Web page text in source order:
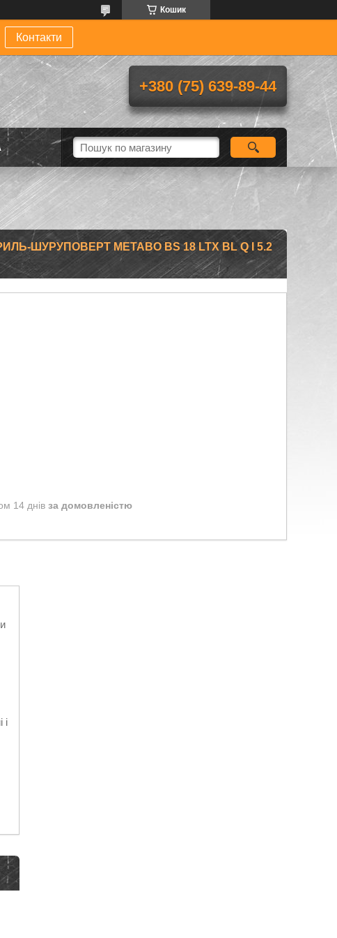
Кошик
Контакти
+380 (75) 639-89-44
ШУРУПОВЕРТ METABO BS 18 LTX BL Q I 5.2
14 днів за домовленістю
і